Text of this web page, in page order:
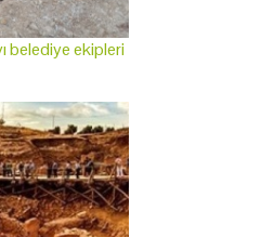
belediye ekipleri